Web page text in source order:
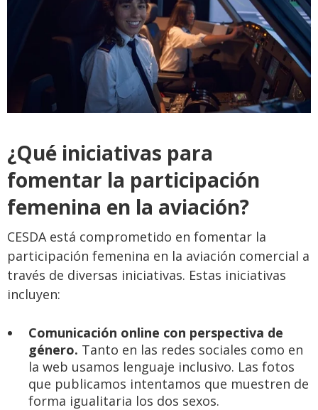
¿Qué iniciativas para
fomentar la participación
femenina en la aviación?
CESDA está comprometido en fomentar la
participación femenina en la aviación comercial a
través de diversas iniciativas. Estas iniciativas
incluyen:
Comunicación online con perspectiva de
género. Tanto en las redes sociales como en
la web usamos lenguaje inclusivo. Las fotos
que publicamos intentamos que muestren de
forma igualitaria los dos sexos.